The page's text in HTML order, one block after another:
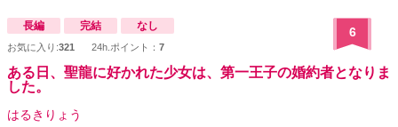
長編 完結 なし
お気に入り:321 24h.ポイント： 7
6
ある日、聖龍に好かれた少女は、第一王子の婚約者となりま
した。
はるきりょう